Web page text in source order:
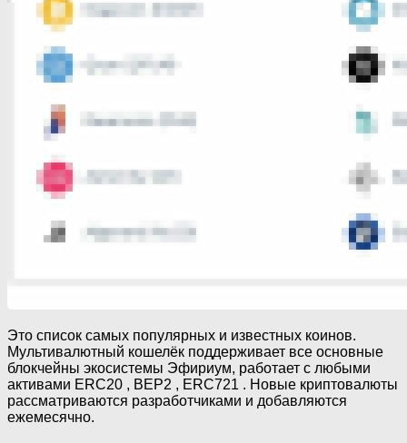
Это список самых популярных и известных коинов.
Мультивалютный кошелёк поддерживает все основные
блокчейны экосистемы Эфириум, работает с любыми
активами ERC20 , BEP2 , ERC721 . Новые криптовалюты
рассматриваются разработчиками и добавляются
ежемесячно.